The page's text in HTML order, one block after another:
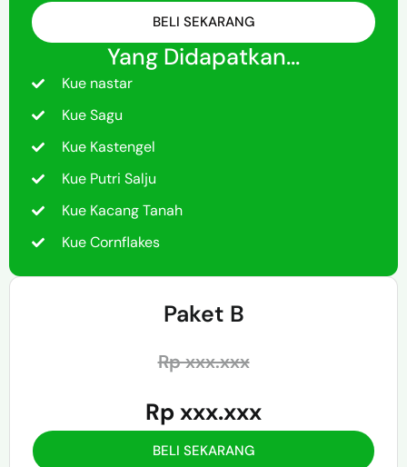
BELI SEKARANG
Yang Didapatkan...
Kue nastar
Kue Sagu
Kue Kastengel
Kue Putri Salju
Kue Kacang Tanah
Kue Cornflakes
Paket B
Rp xxx.xxx
Rp xxx.xxx
BELI SEKARANG